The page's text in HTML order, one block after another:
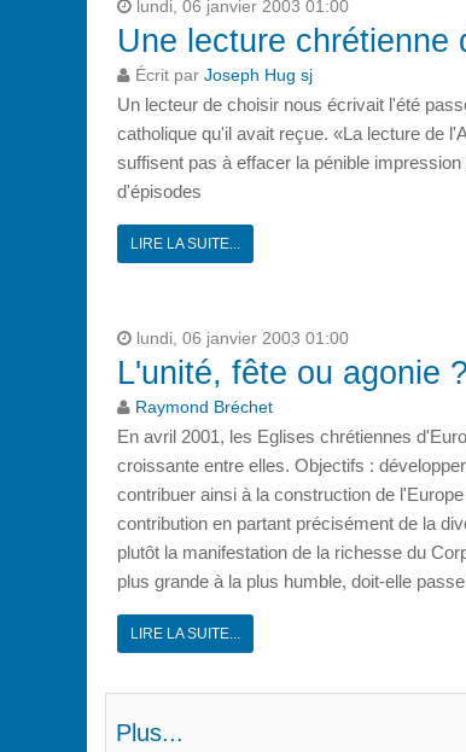
lundi, 06 janvier 2003 01:00
Une lecture chrétienne
Écrit par Joseph Hug sj
Un lecteur de choisir nous écrivait l'été
catholique qu'il avait reçue. «La lecture de
suffisent pas à effacer la pénible
d'épisodes
LIRE LA SUITE...
lundi, 06 janvier 2003 01:00
L'unité, fête ou agonie ?
Raymond Bréchet
En avril 2001, les Eglises chrétiennes
croissante entre elles. Objectifs :
contribuer ainsi à la construction de
contribution en partant précisément de la
plutôt la manifestation de la richesse du
plus grande à la plus humble, doit-elle
LIRE LA SUITE...
Plus...